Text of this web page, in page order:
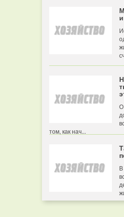
О
том, как нач...